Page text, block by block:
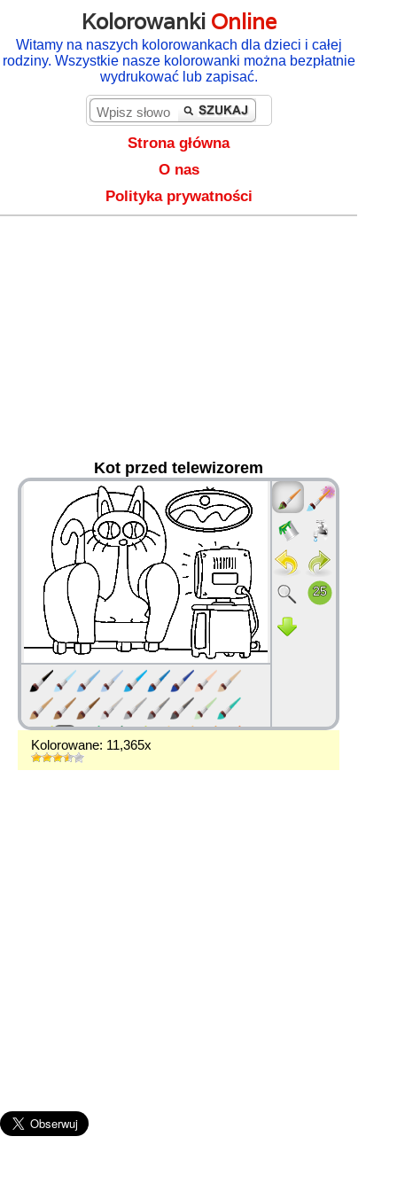
Kolorowanki Online
Witamy na naszych kolorowankach dla dzieci i całej
rodziny. Wszystkie nasze kolorowanki można bezpłatnie
wydrukować lub zapisać.
Strona główna
O nas
Polityka prywatności
Kot przed telewizorem
Kolorowane: 11,365x